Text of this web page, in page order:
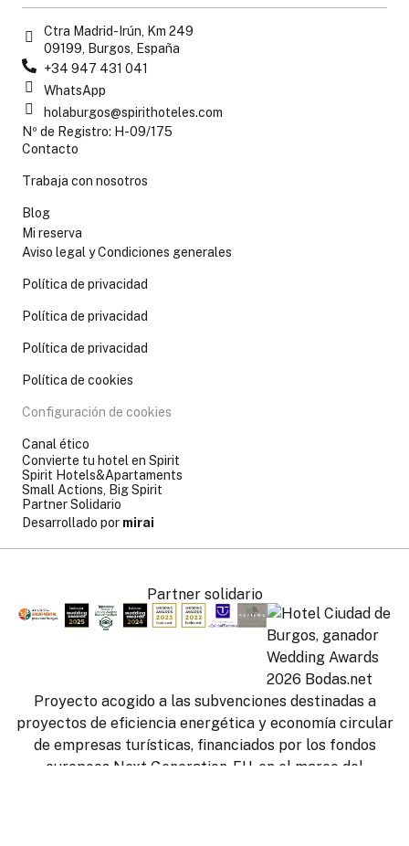
Ctra Madrid-Irún, Km 249
09199, Burgos, España
+34 947 431 041
WhatsApp
holaburgos@spirithoteles.com
Nº de Registro: H-09/175
Contacto
Trabaja con nosotros
Blog
Mi reserva
Aviso legal y Condiciones generales
Política de privacidad
Política de privacidad
Política de privacidad
Política de cookies
Configuración de cookies
Canal ético
Convierte tu hotel en Spirit
Spirit Hotels&Apartaments
Small Actions, Big Spirit
Partner Solidario
Desarrollado por mirai
Partner solidario
Proyecto acogido a las subvenciones destinadas a
proyectos de eficiencia energética y economía circular
de empresas turísticas, financiados por los fondos
europeos Next Generation-EU, en el marco del